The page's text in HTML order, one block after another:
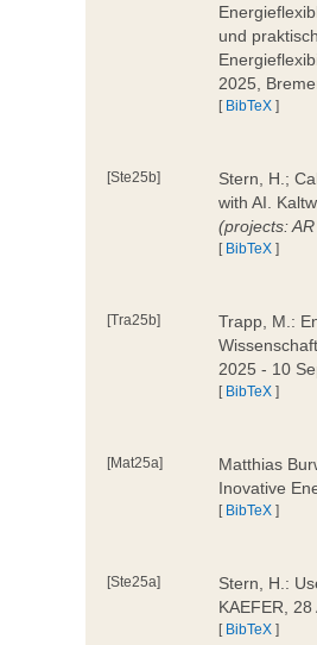
und
2025,
[ BibTeX ]
[Ste25b]
Stern, H.;
with AI.
(projects:
[ BibTeX ]
[Tra25b]
Trapp, M.:
2025 - 10
[ BibTeX ]
[Mat25a]
Matthias
Inovative
[ BibTeX ]
[Ste25a]
Stern, H.:
KAEFER,
[ BibTeX ]